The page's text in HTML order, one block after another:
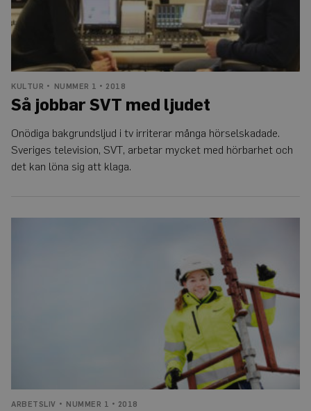
KULTUR NUMMER 1 • 2018
Så jobbar SVT med ljudet
Onödiga bakgrundsljud i tv irriterar många hörselskadade.
Sveriges television, SVT, arbetar mycket med hörbarhet och
det kan löna sig att klaga.
Gravida
ARBETSLIV NUMMER 1 • 2018
_ga_Y9RP8BQP1X
.auris.nu
1 år 1
månad
Denna cookie
Google Analytics för
bevara